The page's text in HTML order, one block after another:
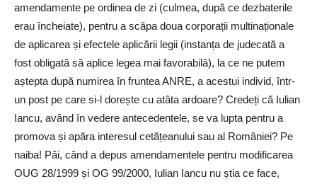
amendamente pe ordinea de zi (culmea, după ce dezbaterile
erau încheiate), pentru a scăpa doua corporații multinaționale
de aplicarea și efectele aplicării legii (instanța de judecată a
fost obligată să aplice legea mai favorabilă), la ce ne putem
aștepta după numirea în fruntea ANRE, a acestui individ, într-
un post pe care si-l dorește cu atâta ardoare? Credeți că Iulian
Iancu, având în vedere antecedentele, se va lupta pentru a
promova și apăra interesul cetățeanului sau al României? Pe
naiba! Păi, când a depus amendamentele pentru modificarea
OUG 28/1999 și OG 99/2000, Iulian Iancu nu știa ce face,